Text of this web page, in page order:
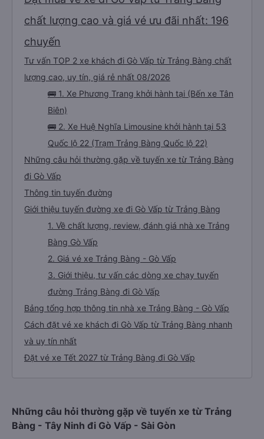
chất lượng cao và giá vé ưu đãi nhất: 196
chuyến
Tư vấn TOP 2 xe khách đi Gò Vấp từ Trảng Bàng chất
lượng cao, uy tín, giá rẻ nhất 08/2026
🚌 1. Xe Phương Trang khởi hành tại (Bến xe Tân
Biên)
🚌 2. Xe Huệ Nghĩa Limousine khởi hành tại 53
Quốc lộ 22 (Trạm Trảng Bàng Quốc lộ 22)
Những câu hỏi thường gặp về tuyến xe từ Trảng Bàng
đi Gò Vấp
Thông tin tuyến đường
Giới thiệu tuyến đường xe đi Gò Vấp từ Trảng Bàng
1. Về chất lượng, review, đánh giá nhà xe Trảng
Bàng Gò Vấp
2. Giá vé xe Trảng Bàng - Gò Vấp
3. Giới thiệu, tư vấn các dòng xe chạy tuyến
đường Trảng Bàng đi Gò Vấp
Bảng tổng hợp thông tin nhà xe Trảng Bàng - Gò Vấp
Cách đặt vé xe khách đi Gò Vấp từ Trảng Bàng nhanh
và uy tín nhất
Đặt vé xe Tết 2027 từ Trảng Bàng đi Gò Vấp
Những câu hỏi thường gặp về tuyến xe từ Trảng
Bàng - Tây Ninh đi Gò Vấp - Sài Gòn